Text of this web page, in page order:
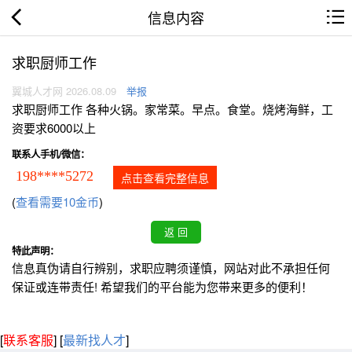
信息内容
求职厨师工作
翼城人才网 2026.08.09 举报
求职厨师工作 各种火锅。家常菜。早点。食堂。烧烤海鲜，工
资要求6000以上
联系人手机/微信：
198****5272 点击查看完整信息
(查看需要10金币)
特此声明：
信息真伪请自行辨别，求职应聘须谨慎，网站对此不承担任何
保证或连带责任! 希望我们的平台能为您带来更多的便利！
[联系客服] [最新找人才]